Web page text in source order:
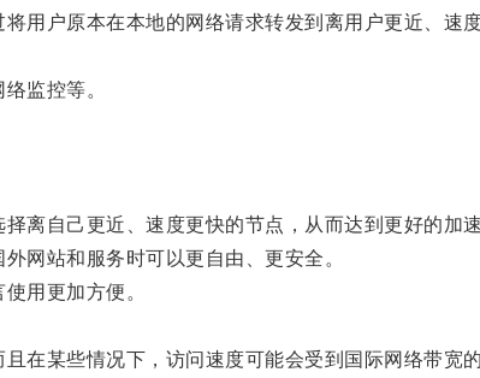
户原本在本地的网络请求转发到离用户更近、速
监控等。
自己更近、速度更快的节点，从而达到更好的加速
站和服务时可以更自由、更安全。
用更加方便。
某些情况下，访问速度可能会受到国际网络带宽的